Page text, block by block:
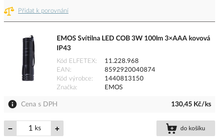
Přidat k porovnání
EMOS Svítilna LED COB 3W 100lm 3×AAA kovová
IP43
Kód ELFETEX
11.228.968
EAN
8592920040874
Kód výrobce
1440813150
Značka
EMOS
Cena s DPH 130,45 Kč/ks
ks do košíku